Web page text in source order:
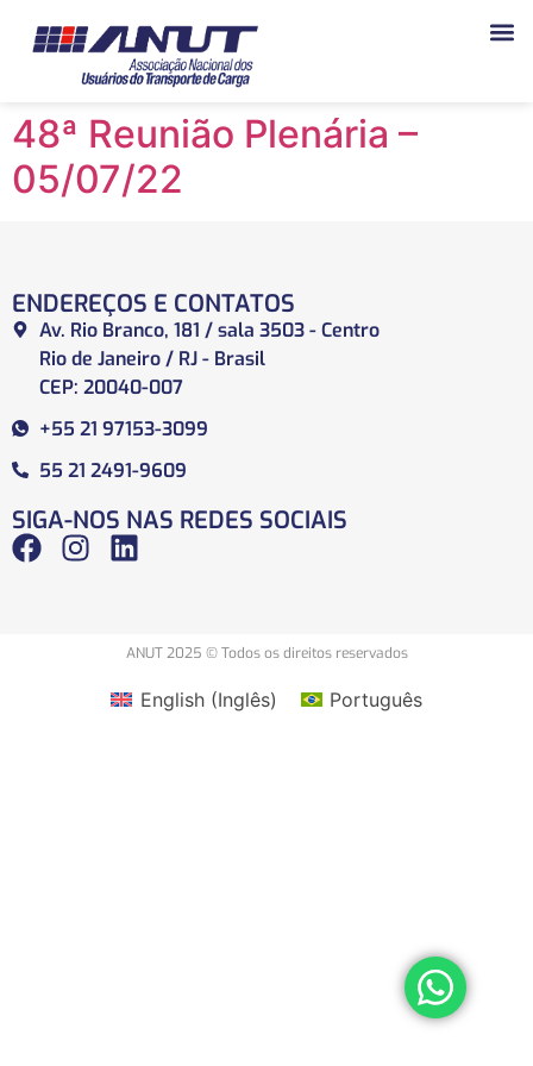
48ª Reunião Plenária –
05/07/22
ENDEREÇOS E CONTATOS
Av. Rio Branco, 181 / sala 3503 - Centro
Rio de Janeiro / RJ - Brasil
CEP: 20040-007
+55 21 97153-3099
55 21 2491-9609
SIGA-NOS NAS REDES SOCIAIS
ANUT 2025 © Todos os direitos reservados
English(Inglês) Português